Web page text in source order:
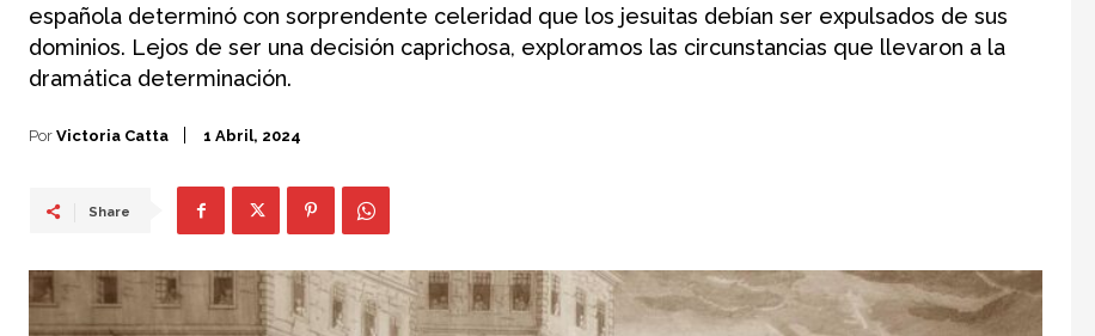
Hoy
española determinó con sorprendente celeridad que los jesuitas debían ser expulsados de sus
dominios. Lejos de ser una decisión caprichosa, exploramos las circunstancias que llevaron a la
dramática determinación.
Por Victoria Catta 1 Abril, 2024
Share